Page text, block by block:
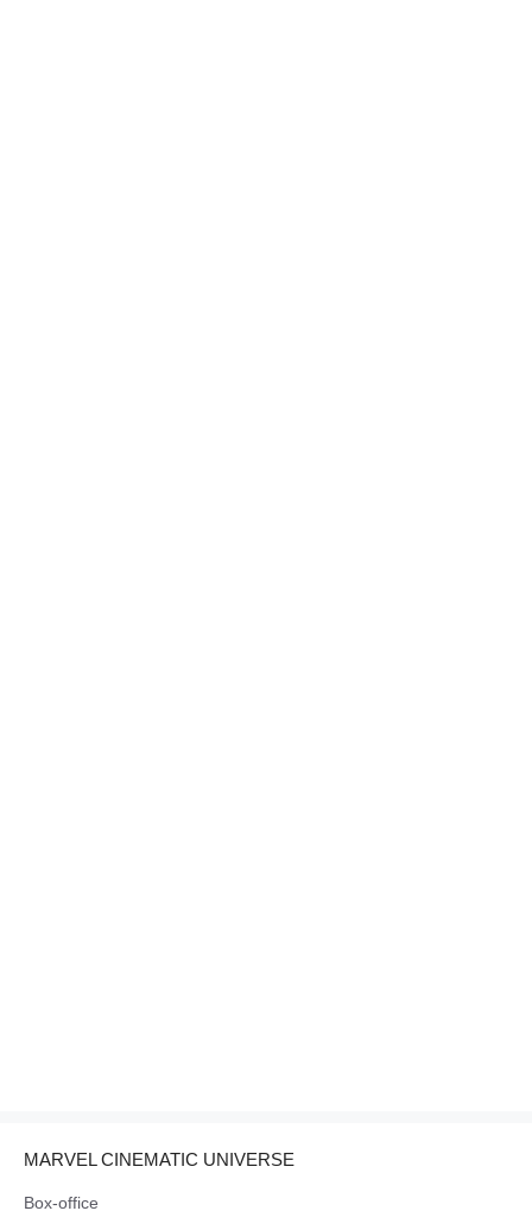
MARVEL CINEMATIC UNIVERSE
Box-office